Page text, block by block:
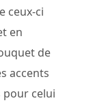
ceux-ci
en
de
accents
pour celui